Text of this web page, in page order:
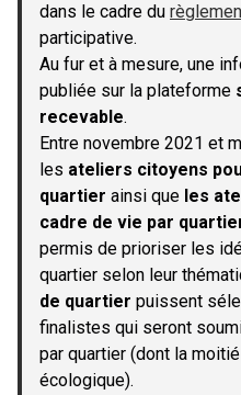
dans le cadre du
participative.
Au fur et à mesure, une
publiée sur la plateforme
recevable.
Entre novembre 2021 et
les ateliers citoyens
quartier ainsi que les
cadre de vie par
permis de prioriser les
quartier selon leur
de quartier puissent
finalistes qui seront
par quartier (dont la
écologique).